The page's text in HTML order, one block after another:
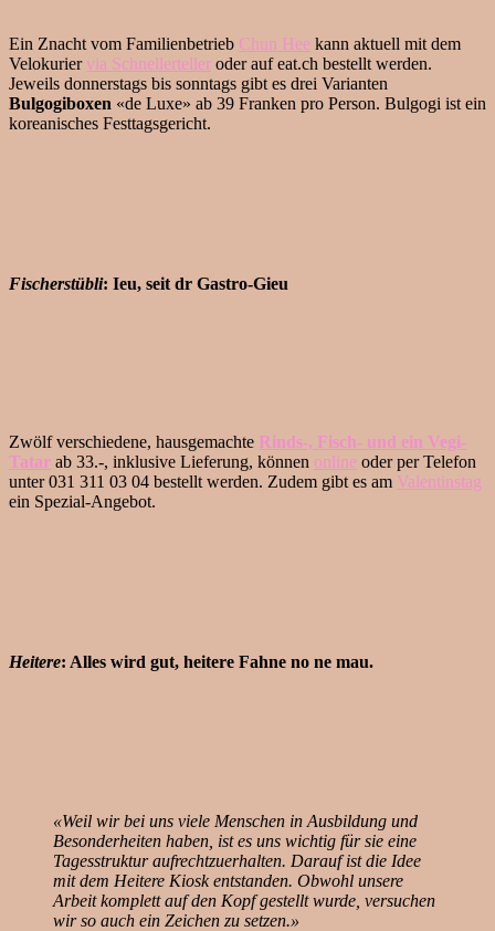
Ein Znacht vom Familienbetrieb Chun Hee kann aktuell mit dem
Velokurier via Schnellerteller oder auf eat.ch bestellt werden.
Jeweils donnerstags bis sonntags gibt es drei Varianten
Bulgogiboxen «de Luxe» ab 39 Franken pro Person. Bulgogi ist ein
koreanisches Festtagsgericht.
Fischerstübli: Ieu, seit dr Gastro-Gieu
Zwölf verschiedene, hausgemachte Rinds-, Fisch- und ein Vegi-
Tatar ab 33.-, inklusive Lieferung, können online oder per Telefon
unter 031 311 03 04 bestellt werden. Zudem gibt es am Valentinstag
ein Spezial-Angebot.
Heitere: Alles wird gut, heitere Fahne no ne mau.
«Weil wir bei uns viele Menschen in Ausbildung und
Besonderheiten haben, ist es uns wichtig für sie eine
Tagesstruktur aufrechtzuerhalten. Darauf ist die Idee
mit dem Heitere Kiosk entstanden. Obwohl unsere
Arbeit komplett auf den Kopf gestellt wurde, versuchen
wir so auch ein Zeichen zu setzen.»